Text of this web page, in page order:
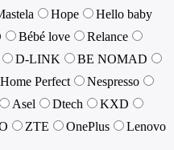
Hope
Hello baby
Bébé love
Relance
D-LINK
BE NOMAD
Home Perfect
Nespresso
Asel Dtech
KXD
ZTE OnePlus
Lenovo